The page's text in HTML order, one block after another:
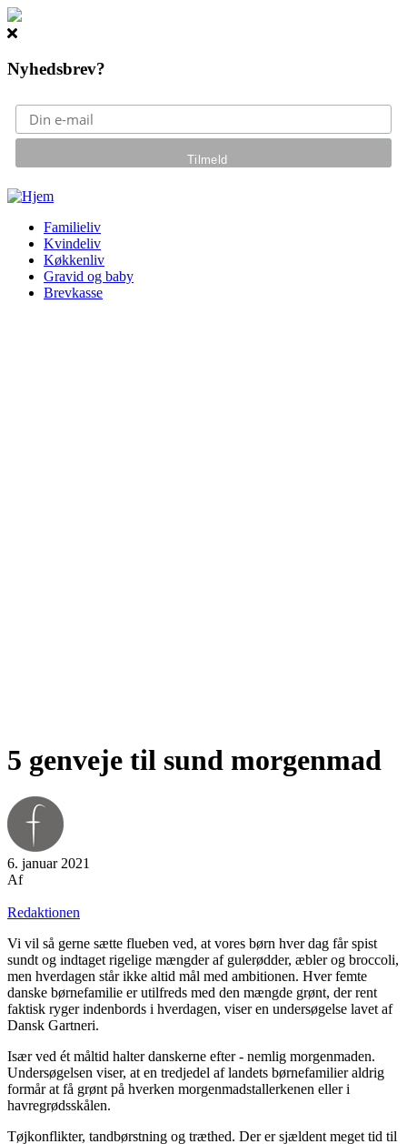
Nyhedsbrev?
Gå til hovedindhold
Familieliv
Kvindeliv
Køkkenliv
Gravid og baby
Brevkasse
5 genveje til sund morgenmad
6. januar 2021
Af
Redaktionen
Vi vil så gerne sætte flueben ved, at vores børn hver dag får spist
sundt og indtaget rigelige mængder af gulerødder, æbler og broccoli,
men hverdagen står ikke altid mål med ambitionen. Hver femte
danske børnefamilie er utilfreds med den mængde grønt, der rent
faktisk ryger indenbords i hverdagen, viser en undersøgelse lavet af
Dansk Gartneri.
Især ved ét måltid halter danskerne efter - nemlig morgenmaden.
Undersøgelsen viser, at en tredjedel af landets børnefamilier aldrig
formår at få grønt på hverken morgenmadstallerkenen eller i
havregrødsskålen.
Tøjkonflikter, tandbørstning og træthed. Der er sjældent meget tid til